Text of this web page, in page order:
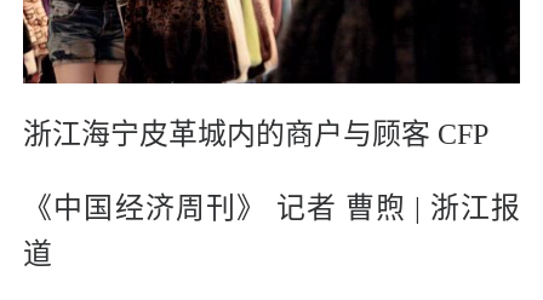
浙江海宁皮革城内的商户与顾客 CFP
《中国经济周刊》 记者 曹煦 | 浙江报
道